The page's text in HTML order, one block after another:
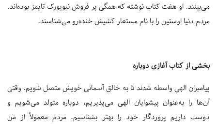
می‌بینند. او هفت کتاب نوشته که همگی پر فروش نیویورک تایمز بوده‌اند.
مردم دنیا اوستین را با نام مستعار کشیش خنده‌رو می‌شناسند.
بخشی از کتاب آغازی دوباره
پیامبران الهی واسطه شدند تا به خالق آسمانی خویش متصل شویم. وقتی
آن‌ها را به‌عنوان پیشوایان الهی می‌پذیریم، دوباره متولد می‌شویم و
دوست داریم پروردگار خود را بهتر بشناسیم. مردم معمولاً از من